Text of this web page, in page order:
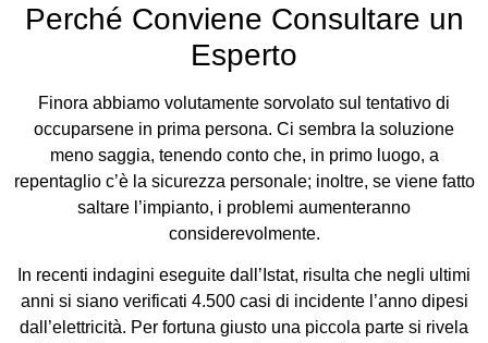
Perché Conviene Consultare un
Esperto
Finora abbiamo volutamente sorvolato sul tentativo di
occuparsene in prima persona. Ci sembra la soluzione
meno saggia, tenendo conto che, in primo luogo, a
repentaglio c’è la sicurezza personale; inoltre, se viene fatto
saltare l’impianto, i problemi aumenteranno
considerevolmente.
In recenti indagini eseguite dall’Istat, risulta che negli ultimi
anni si siano verificati 4.500 casi di incidente l’anno dipesi
dall’elettricità. Per fortuna giusto una piccola parte si rivela